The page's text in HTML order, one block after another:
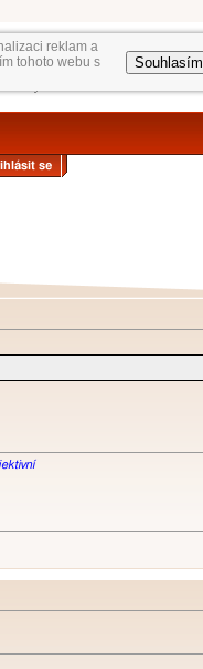
reklam a
tohoto webu s
Souhlasím
se